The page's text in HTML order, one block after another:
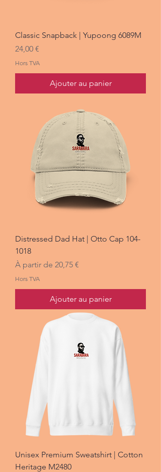
Classic Snapback | Yupoong 6089M
Prix
24,00 €
Hors TVA
Ajouter au panier
Distressed Dad Hat | Otto Cap 104-
1018
À partir de 20,75 €
Prix promotionnel
Hors TVA
Ajouter au panier
Unisex Premium Sweatshirt | Cotton
Heritage M2480